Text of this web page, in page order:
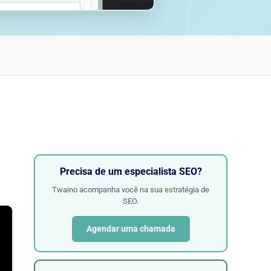
Precisa de um especialista SEO?
Twaino acompanha você na sua estratégia de
SEO.
Agendar uma chamada